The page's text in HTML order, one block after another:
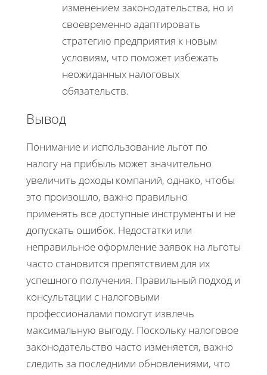
изменением законодательства, но и
своевременно адаптировать
стратегию предприятия к новым
условиям, что поможет избежать
неожиданных налоговых
обязательств.
Вывод
Понимание и использование льгот по
налогу на прибыль может значительно
увеличить доходы компаний, однако, чтобы
это произошло, важно правильно
применять все доступные инструменты и не
допускать ошибок. Недостатки или
неправильное оформление заявок на льготы
часто становится препятствием для их
успешного получения. Правильный подход и
консультации с налоговыми
профессионалами помогут извлечь
максимальную выгоду. Поскольку налоговое
законодательство часто изменяется, важно
следить за последними обновлениями, что